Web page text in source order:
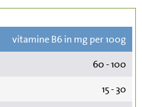
vitamine B6 in mg per 100g
60 - 100
15 - 30